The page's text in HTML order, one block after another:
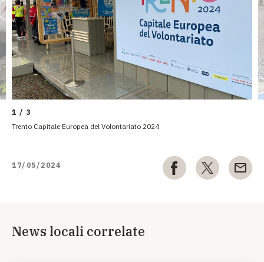
1 / 3
Trento Capitale Europea del Volontariato 2024
17/05/2024
News locali correlate